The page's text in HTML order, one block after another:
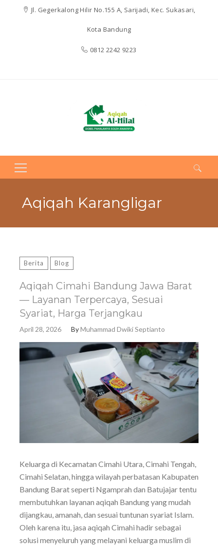
Jl. Gegerkalong Hilir No.155 A, Sarijadi, Kec. Sukasari,
Kota Bandung
0812 2242 9223
Search
Aqiqah Karangligar
Berita Blog
Aqiqah Cimahi Bandung Jawa Barat
— Layanan Terpercaya, Sesuai
Syariat, Harga Terjangkau
April 28, 2026 ByMuhammad Dwiki Septianto
Keluarga di Kecamatan Cimahi Utara, Cimahi Tengah,
Cimahi Selatan, hingga wilayah perbatasan Kabupaten
Bandung Barat seperti Ngamprah dan Batujajar tentu
membutuhkan layanan aqiqah Bandung yang mudah
dijangkau, amanah, dan sesuai tuntunan syariat Islam.
Oleh karena itu, jasa aqiqah Cimahi hadir sebagai
solusi menyeluruh yang melayani keluarga muslim di